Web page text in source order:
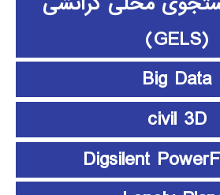
(GELS)
Big Data
civil 3D
Digsilent